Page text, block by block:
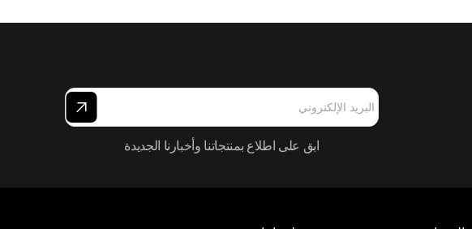
ابق على اطلاع بمنتجاتنا وأخبارنا الجديدة